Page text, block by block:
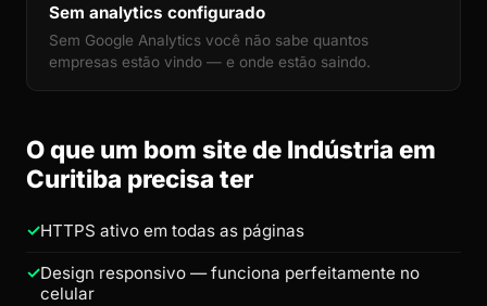
Sem analytics configurado
Sem Google Analytics você não sabe quantos
empresas estão vindo — e onde estão saindo.
O que um bom site de Indústria em
Curitiba precisa ter
HTTPS ativo em todas as páginas
Design responsivo — funciona perfeitamente no
celular